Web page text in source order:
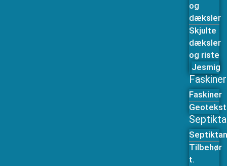
og
dæksler
Skjulte
dæksler
og riste
Jesmig
Faskiner
Faskiner
Tilbehør
t.